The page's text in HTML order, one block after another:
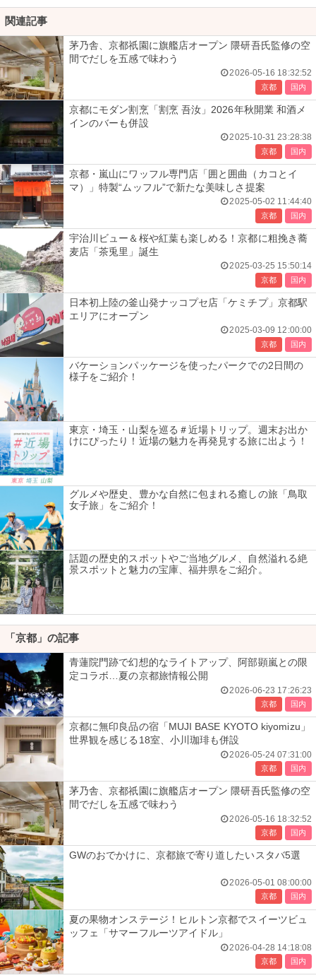
関連記事
茅乃舎、京都祇園に旗艦店オープン 隈研吾氏監修の空
間でだしを五感で味わう
2026-05-16 18:32:52
京都 国内
京都にモダン割烹「割烹 吾汝」2026年秋開業 和酒メ
インのバーも併設
2025-10-31 23:28:38
京都 国内
京都・嵐山にワッフル専門店「囲と囲曲（カコとイ
マ）」特製“ムッフル”で新たな美味しさ提案
2025-05-02 11:44:40
京都 国内
宇治川ビュー＆桜や紅葉も楽しめる！京都に粗挽き蕎
麦店「茶兎里」誕生
2025-03-25 15:50:14
京都 国内
日本初上陸の釜山発ナッコプセ店「ケミチプ」京都駅
エリアにオープン
2025-03-09 12:00:00
京都 国内
バケーションパッケージを使ったパークでの2日間の
様子をご紹介！
東京・埼玉・山梨を巡る＃近場トリップ。週末お出か
けにぴったり！近場の魅力を再発見する旅に出よう！
グルメや歴史、豊かな自然に包まれる癒しの旅「鳥取
女子旅」をご紹介！
話題の歴史的スポットやご当地グルメ、自然溢れる絶
景スポットと魅力の宝庫、福井県をご紹介。
「京都」の記事
青蓮院門跡で幻想的なライトアップ、阿部顕嵐との限
定コラボ…夏の京都旅情報公開
2026-06-23 17:26:23
京都 国内
京都に無印良品の宿「MUJI BASE KYOTO kiyomizu」
世界観を感じる18室、小川珈琲も併設
2026-05-24 07:31:00
京都 国内
茅乃舎、京都祇園に旗艦店オープン 隈研吾氏監修の空
間でだしを五感で味わう
2026-05-16 18:32:52
京都 国内
GWのおでかけに、京都旅で寄り道したいスタバ5選
2026-05-01 08:00:00
京都 国内
夏の果物オンステージ！ヒルトン京都でスイーツビュ
ッフェ「サマーフルーツアイドル」
2026-04-28 14:18:08
京都 国内